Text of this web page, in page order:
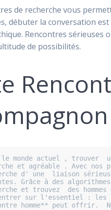
de recherche vous
débuter la conversation
Rencontres sérieuses
de possibilités.
le monde actuel , trouver
et agréable . Avec nos
d' une  liaison
Grâce à des
et trouvez  des
sur l'essentiel : les
homme** peut offrir.